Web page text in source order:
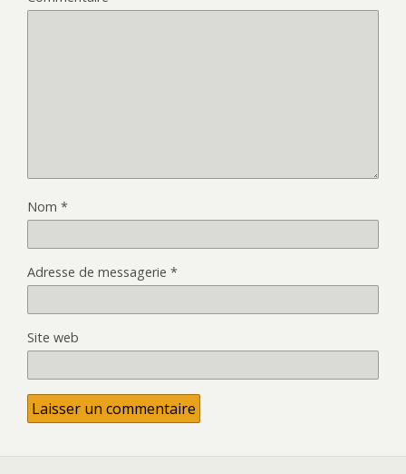
Nom *
Adresse de messagerie *
Site web